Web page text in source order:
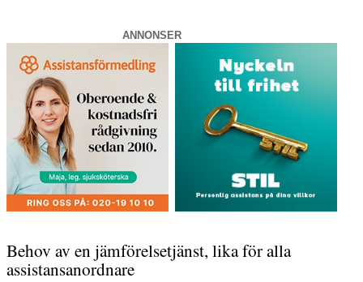
ANNONSER
Behov av en jämförelsetjänst, lika för alla
assistansanordnare